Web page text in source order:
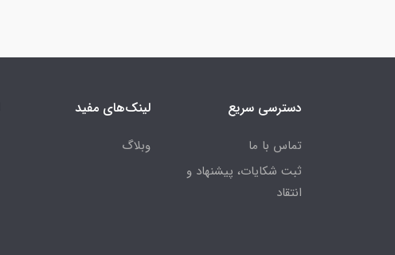
دسترسی سریع
تماس با ما
ثبت شکایات، پیشنهاد و
انتقاد
لینک‌های مفید
وبلاگ